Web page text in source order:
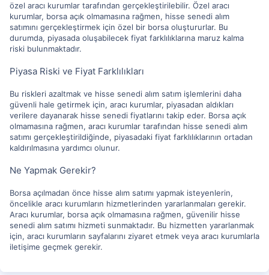
özel aracı kurumlar tarafından gerçekleştirilebilir. Özel aracı
kurumlar, borsa açık olmamasına rağmen, hisse senedi alım
satımını gerçekleştirmek için özel bir borsa oluştururlar. Bu
durumda, piyasada oluşabilecek fiyat farklılıklarına maruz kalma
riski bulunmaktadır.
Piyasa Riski ve Fiyat Farklılıkları
Bu riskleri azaltmak ve hisse senedi alım satım işlemlerini daha
güvenli hale getirmek için, aracı kurumlar, piyasadan aldıkları
verilere dayanarak hisse senedi fiyatlarını takip eder. Borsa açık
olmamasına rağmen, aracı kurumlar tarafından hisse senedi alım
satımı gerçekleştirildiğinde, piyasadaki fiyat farklılıklarının ortadan
kaldırılmasına yardımcı olunur.
Ne Yapmak Gerekir?
Borsa açılmadan önce hisse alım satımı yapmak isteyenlerin,
öncelikle aracı kurumların hizmetlerinden yararlanmaları gerekir.
Aracı kurumlar, borsa açık olmamasına rağmen, güvenilir hisse
senedi alım satımı hizmeti sunmaktadır. Bu hizmetten yararlanmak
için, aracı kurumların sayfalarını ziyaret etmek veya aracı kurumlarla
iletişime geçmek gerekir.